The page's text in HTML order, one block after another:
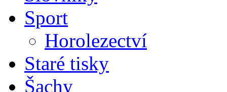
Sport
Horolezectví
Staré tisky
Šachy